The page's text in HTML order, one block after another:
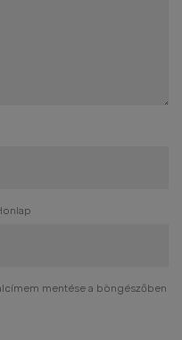
mentése a böngészőben